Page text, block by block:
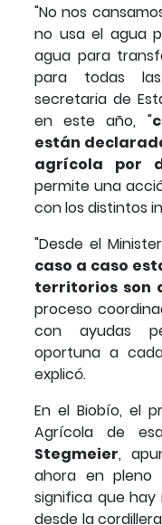
"No nos
no usa el agua
agua para
para todas
secretaria de
en este año, "
están
agrícola por
permite una
con los distintos
"Desde el
caso a caso
territorios son
proceso
con ayudas
oportuna a
explicó.
En el Biobío, el
Agrícola de
Stegmeier,
ahora en pleno
significa que
desde la